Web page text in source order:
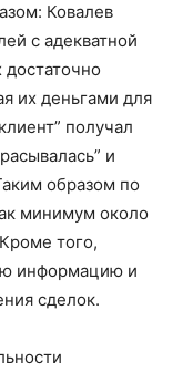
Ковалев
с адекватной
их деньгами для
получал
и
образом по
минимум около
того,
информацию и
сделок.